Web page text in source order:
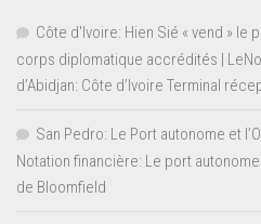
Côte d'Ivoire: Hien Sié « vend » le
corps diplomatique accrédités |
d’Abidjan: Côte d’Ivoire Terminal
San Pedro: Le Port autonome et
Notation financière: Le port
de Bloomfield